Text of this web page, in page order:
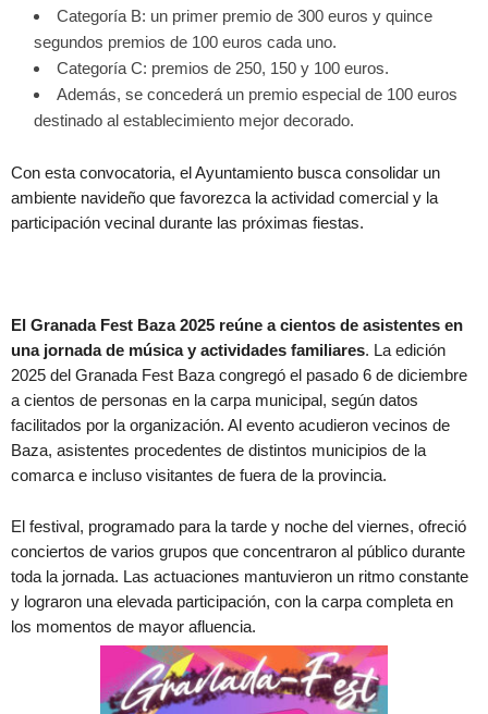
Categoría B: un primer premio de 300 euros y quince
segundos premios de 100 euros cada uno.
Categoría C: premios de 250, 150 y 100 euros.
Además, se concederá un premio especial de 100 euros
destinado al establecimiento mejor decorado.
Con esta convocatoria, el Ayuntamiento busca consolidar un
ambiente navideño que favorezca la actividad comercial y la
participación vecinal durante las próximas fiestas.
El Granada Fest Baza 2025 reúne a cientos de asistentes en
una jornada de música y actividades familiares. La edición
2025 del Granada Fest Baza congregó el pasado 6 de diciembre
a cientos de personas en la carpa municipal, según datos
facilitados por la organización. Al evento acudieron vecinos de
Baza, asistentes procedentes de distintos municipios de la
comarca e incluso visitantes de fuera de la provincia.
El festival, programado para la tarde y noche del viernes, ofreció
conciertos de varios grupos que concentraron al público durante
toda la jornada. Las actuaciones mantuvieron un ritmo constante
y lograron una elevada participación, con la carpa completa en
los momentos de mayor afluencia.